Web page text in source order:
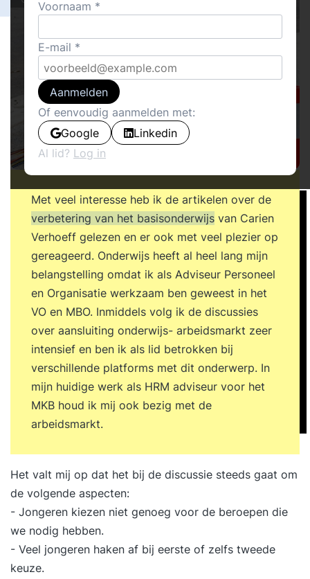
Met veel interesse heb ik de artikelen over de
verbetering van het basisonderwijs van Carien
Verhoeff gelezen en er ook met veel plezier op
gereageerd. Onderwijs heeft al heel lang mijn
belangstelling omdat ik als Adviseur Personeel
en Organisatie werkzaam ben geweest in het
VO en MBO. Inmiddels volg ik de discussies
over aansluiting onderwijs- arbeidsmarkt zeer
intensief en ben ik als lid betrokken bij
verschillende platforms met dit onderwerp. In
mijn huidige werk als HRM adviseur voor het
MKB houd ik mij ook bezig met de
arbeidsmarkt.
Het valt mij op dat het bij de discussie steeds gaat om
de volgende aspecten:
- Jongeren kiezen niet genoeg voor de beroepen die
we nodig hebben.
- Veel jongeren haken af bij eerste of zelfs tweede
keuze.
Voornaam
E-mail
Aanmelden
Of eenvoudig aanmelden met:
Google
Linkedin
Al lid? Log in